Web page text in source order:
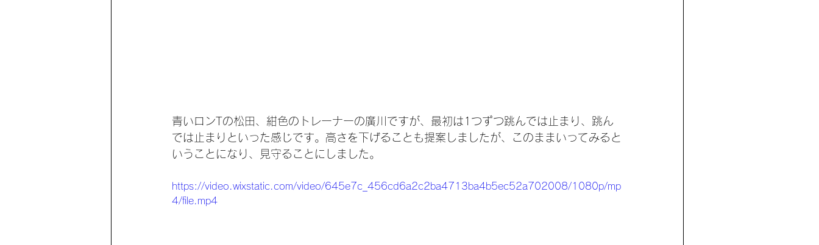
青いロンTの松田、紺色のトレーナーの廣川ですが、最初は1つずつ跳んでは止まり、跳ん
では止まりといった感じです。高さを下げることも提案しましたが、このままいってみると
いうことになり、見守ることにしました。
https://video.wixstatic.com/video/645e7c_456cd6a2c2ba4713ba4b5ec52a702008/1080p/mp
4/file.mp4